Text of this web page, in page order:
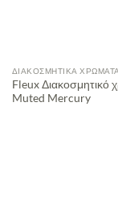
ΔΙΑΚΟΣΜΗΤΙΚΆ ΧΡΏΜΑΤΑ
Fleux Διακοσμητικό
Muted Mercury